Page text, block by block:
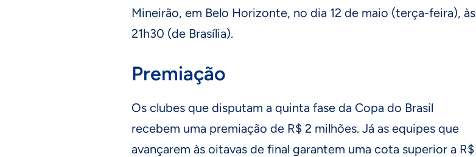
Mineirão, em Belo Horizonte, no dia 12 de maio (terça-feira), às
21h30 (de Brasília).
Premiação
Os clubes que disputam a quinta fase da Copa do Brasil
recebem uma premiação de R$ 2 milhões. Já as equipes que
avançarem às oitavas de final garantem uma cota superior a R$